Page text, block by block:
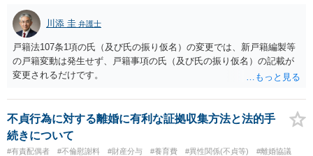
川添 圭 弁護士
戸籍法107条1項の氏（及び氏の振り仮名）の変更では、新戸籍編製等
の戸籍変動は発生せず、戸籍事項の氏（及び氏の振り仮名）の記載が
変更されるだけです。
不貞行為に対する離婚に有利な証拠収集方法と法的手
続きについて
#有責配偶者 #不倫慰謝料 #財産分与 #養育費 #異性関係(不貞等) #離婚協議